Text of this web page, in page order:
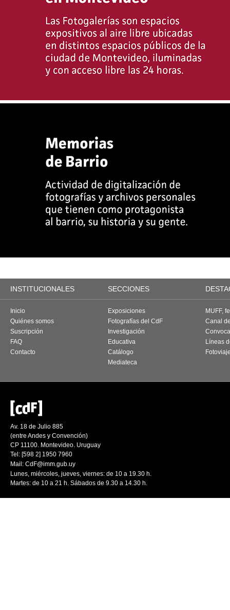
INSTITUCIONALES SECCIONES
Inicio
Quiénes somos
Suscripción
FAQ
Contacto
Exposiciones
Fotografías del CdF
Investigación
Educativa
Catálogo
Mediateca
MUFF,
Canal
Líneas
Av. 18 de Julio 885
(entre Andes y Convención)
CP 11100. Montevideo. Uruguay
Tel: [598 2] 1950 7960
Mail: CdF@imm.gub.uy
Lunes, miércoles, jueves, viernes: de 10 a 19.30 h.
Martes: de 10 a 21 h. Sábados de 9.30 a 14.30 h.